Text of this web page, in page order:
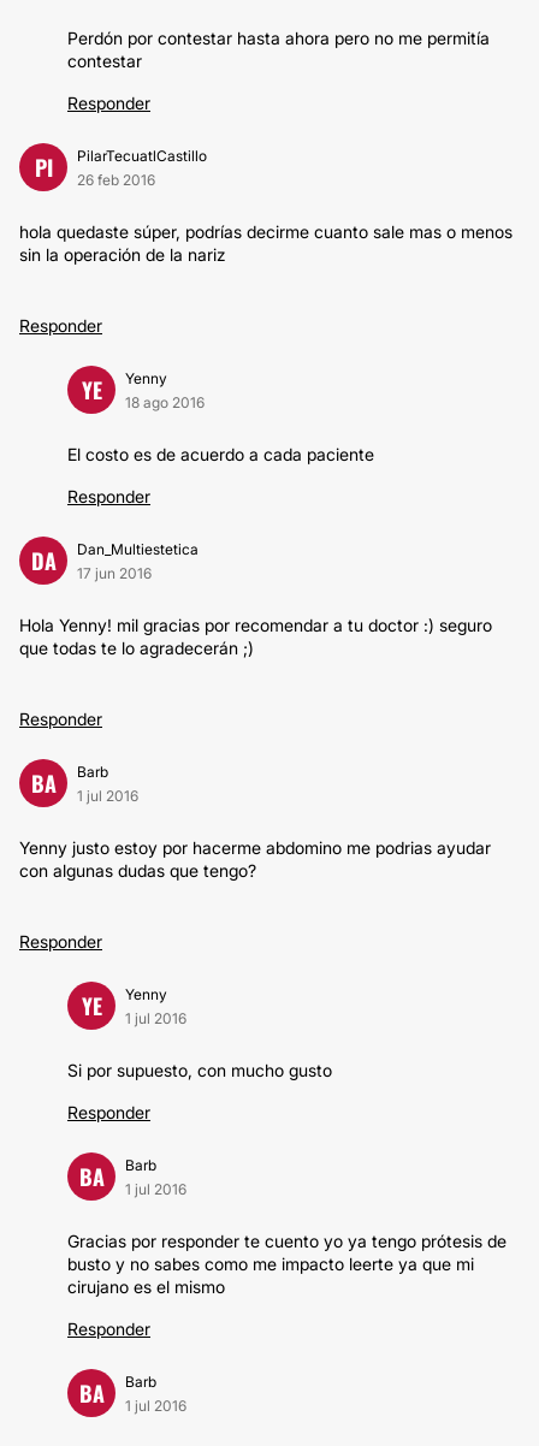
Perdón por contestar hasta ahora pero no me permitía
contestar
Responder
PI
PilarTecuatlCastillo
26 feb 2016
hola quedaste súper, podrías decirme cuanto sale mas o menos
sin la operación de la nariz
Responder
YE
Yenny
18 ago 2016
El costo es de acuerdo a cada paciente
Responder
DA
Dan_Multiestetica
17 jun 2016
Hola Yenny! mil gracias por recomendar a tu doctor :) seguro
que todas te lo agradecerán ;)
Responder
BA
Barb
1 jul 2016
Yenny justo estoy por hacerme abdomino me podrias ayudar
con algunas dudas que tengo?
Responder
YE
Yenny
1 jul 2016
Si por supuesto, con mucho gusto
Responder
BA
Barb
1 jul 2016
Gracias por responder te cuento yo ya tengo prótesis de
busto y no sabes como me impacto leerte ya que mi
cirujano es el mismo
Responder
BA
Barb
1 jul 2016